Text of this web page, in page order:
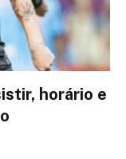
horário e